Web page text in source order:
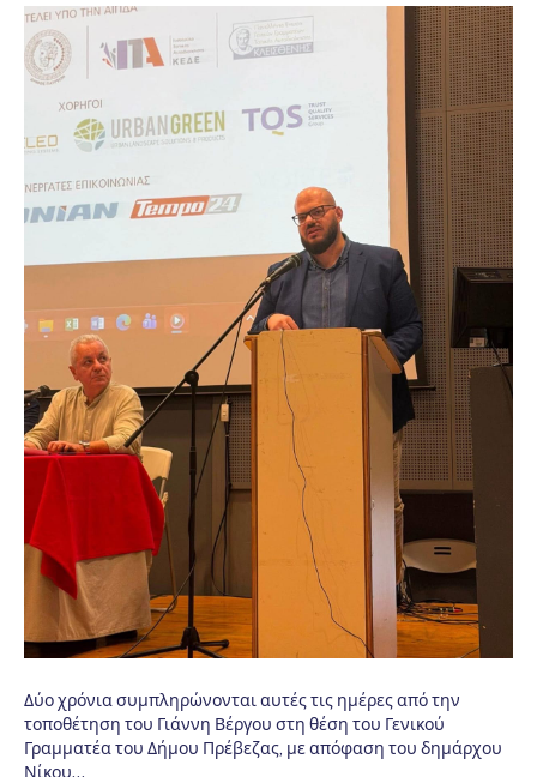
Δύο χρόνια συμπληρώνονται αυτές τις ημέρες από την
τοποθέτηση του Γιάννη Βέργου στη θέση του Γενικού
Γραμματέα του Δήμου Πρέβεζας, με απόφαση του δημάρχου
Νίκου…